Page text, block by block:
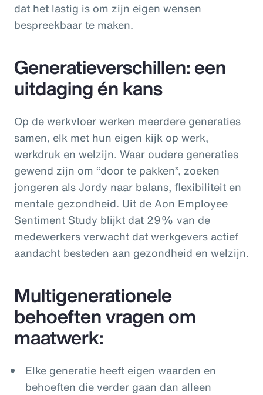
dat het lastig is om zijn eigen wensen
bespreekbaar te maken.
Generatieverschillen: een
uitdaging én kans
Op de werkvloer werken meerdere generaties
samen, elk met hun eigen kijk op werk,
werkdruk en welzijn. Waar oudere generaties
gewend zijn om “door te pakken”, zoeken
jongeren als Jordy naar balans, flexibiliteit en
mentale gezondheid. Uit de Aon Employee
Sentiment Study blijkt dat 29% van de
medewerkers verwacht dat werkgevers actief
aandacht besteden aan gezondheid en welzijn.
Multigenerationele
behoeften vragen om
maatwerk:
Elke generatie heeft eigen waarden en
behoeften die verder gaan dan alleen